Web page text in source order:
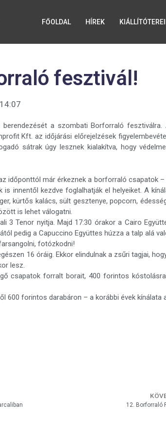
FŐOLDAL HÍREK
fesztivál!
14:07
a szombati Borforraló fesztiválra.
Kft. az időjárási előrejelzések
sátrak úgy lesznek kialakítva, hogy
időponttól már érkeznek a borforraló csapatok
innentől kezdve foglalhatják el helyeiket. A
kürtős kalács, sült gesztenye, popcorn,
is lehet válogatni.
3 Tenor nyitja. Majd 17:30 órakor a Cairo
pedig a Capuccino Együttes húzza a talp alá
fotózkodni!
16 óráig. Ekkor elindulnak a zsűri tagjai,
lesz.
csapatok forralt borait, 400 forintos
600 forintos darabáron – a korábbi évek kínálata
12. Borforraló